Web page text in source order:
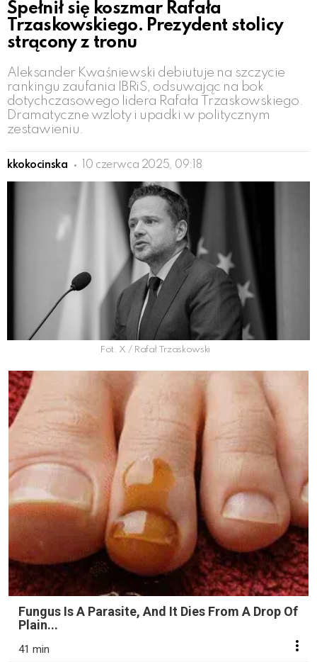
Spełnił się koszmar Rafała
Trzaskowskiego. Prezydent stolicy
strącony z tronu
Aleksander Kwaśniewski debiutuje na szczycie
rankingu zaufania IBRiS, odsuwając na bok
dotychczasowego lidera Rafała Trzaskowskiego.
Dramatyczne wzloty i upadki w politycznym
zestawieniu.
kkokocinska 10 czerwca 2025, 09:18
Fot. X / Rafał Trzaskowski
Fungus Is A Parasite, And It Dies From A Drop Of
Plain...
41 min